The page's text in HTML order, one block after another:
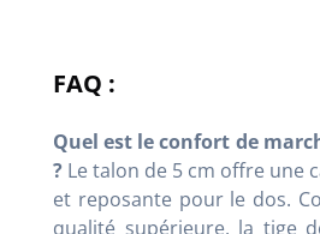
FAQ :
Quel est le confort de
? Le talon de 5 cm offre une
et reposante pour le dos.
qualité supérieure, la tige